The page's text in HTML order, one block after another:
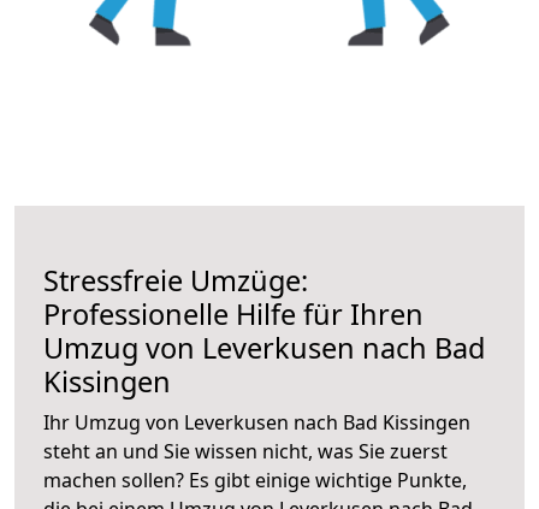
Stressfreie Umzüge:
Professionelle Hilfe für Ihren
Umzug von Leverkusen nach Bad
Kissingen
Ihr Umzug von Leverkusen nach Bad Kissingen
steht an und Sie wissen nicht, was Sie zuerst
machen sollen? Es gibt einige wichtige Punkte,